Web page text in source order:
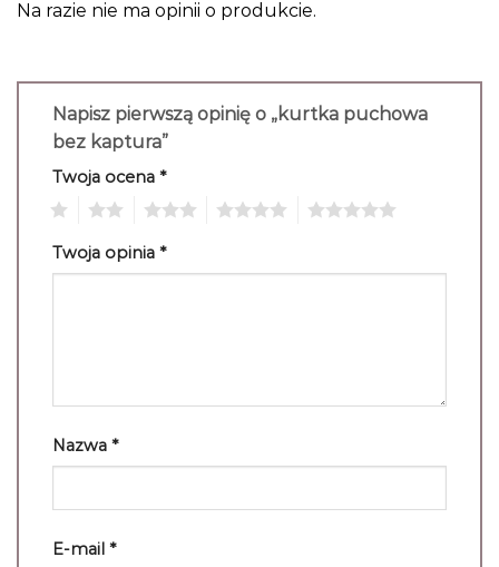
Na razie nie ma opinii o produkcie.
Napisz pierwszą opinię o „kurtka puchowa
bez kaptura”
Twoja ocena *
Twoja opinia *
Nazwa *
E-mail *